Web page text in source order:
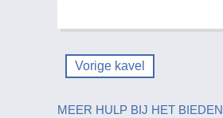
Vorige kavel
MEER HULP BIJ HET BIEDEN